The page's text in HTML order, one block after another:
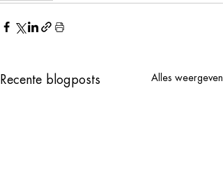
Recente blogposts Alles weergeven